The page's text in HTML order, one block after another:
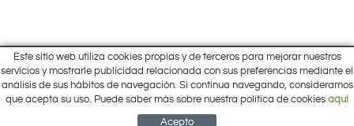
Inicio
Ofertas
Marcas
Pol. Cantalgallo Calle A Naves 10-12
ARACENA (Huelva)
959 12 63 64
info@electrobricogarden.com
Este sitio web utiliza cookies propias y de terceros para mejorar nuestros
servicios y mostrarle publicidad relacionada con sus preferencias mediante el
análisis de sus hábitos de navegación. Si continua navegando, consideramos
que acepta su uso. Puede saber más sobre nuestra política de cookies aquí
Acepto